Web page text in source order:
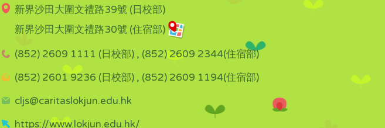
新界沙田大圍文禮路39號 (日校部)
新界沙田大圍文禮路30號 (住宿部)
(852) 2609 1111 (日校部) , (852) 2609 2344(住宿部)
(852) 2601 9236 (日校部) , (852) 2609 1194(住宿部)
cljs@caritaslokjun.edu.hk
https://www.lokjun.edu.hk/